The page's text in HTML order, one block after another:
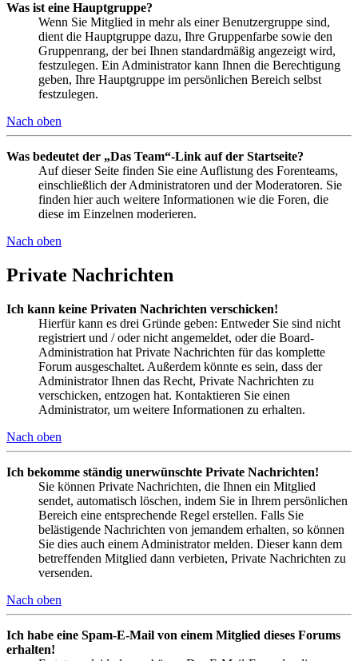
Was ist eine Hauptgruppe?
Wenn Sie Mitglied in mehr als einer Benutzergruppe sind,
dient die Hauptgruppe dazu, Ihre Gruppenfarbe sowie den
Gruppenrang, der bei Ihnen standardmäßig angezeigt wird,
festzulegen. Ein Administrator kann Ihnen die Berechtigung
geben, Ihre Hauptgruppe im persönlichen Bereich selbst
festzulegen.
Nach oben
Was bedeutet der „Das Team“-Link auf der Startseite?
Auf dieser Seite finden Sie eine Auflistung des Forenteams,
einschließlich der Administratoren und der Moderatoren. Sie
finden hier auch weitere Informationen wie die Foren, die
diese im Einzelnen moderieren.
Nach oben
Private Nachrichten
Ich kann keine Privaten Nachrichten verschicken!
Hierfür kann es drei Gründe geben: Entweder Sie sind nicht
registriert und / oder nicht angemeldet, oder die Board-
Administration hat Private Nachrichten für das komplette
Forum ausgeschaltet. Außerdem könnte es sein, dass der
Administrator Ihnen das Recht, Private Nachrichten zu
verschicken, entzogen hat. Kontaktieren Sie einen
Administrator, um weitere Informationen zu erhalten.
Nach oben
Ich bekomme ständig unerwünschte Private Nachrichten!
Sie können Private Nachrichten, die Ihnen ein Mitglied
sendet, automatisch löschen, indem Sie in Ihrem persönlichen
Bereich eine entsprechende Regel erstellen. Falls Sie
belästigende Nachrichten von jemandem erhalten, so können
Sie dies auch einem Administrator melden. Dieser kann dem
betreffenden Mitglied dann verbieten, Private Nachrichten zu
versenden.
Nach oben
Ich habe eine Spam-E-Mail von einem Mitglied dieses Forums
erhalten!